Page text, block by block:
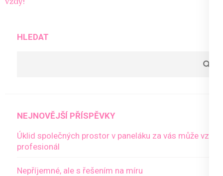
HLEDAT
NEJNOVĚJŠÍ PŘÍSPĚVKY
Úklid společných prostor v paneláku za vás může vzít
profesionál
Nepříjemné, ale s řešením na míru